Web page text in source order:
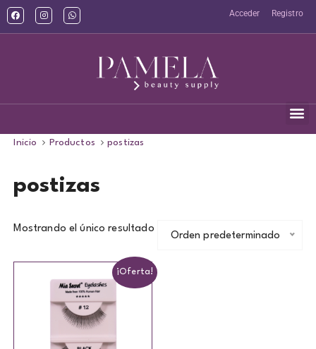
Acceder Registro
Inicio Productos postizas
postizas
Mostrando el único resultado
Orden predeterminado
¡Oferta!